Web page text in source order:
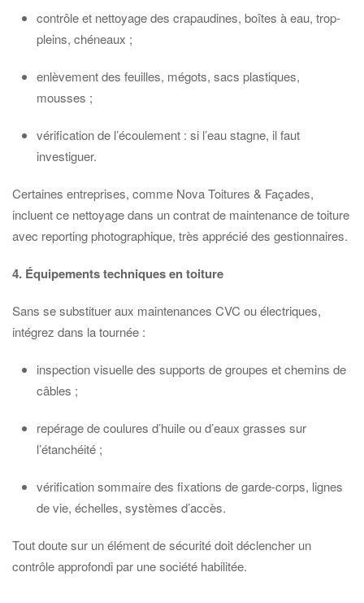
contrôle et nettoyage des crapaudines, boîtes à eau, trop-
pleins, chéneaux ;
enlèvement des feuilles, mégots, sacs plastiques,
mousses ;
vérification de l’écoulement : si l’eau stagne, il faut
investiguer.
Certaines entreprises, comme Nova Toitures & Façades,
incluent ce nettoyage dans un contrat de maintenance de toiture
avec reporting photographique, très apprécié des gestionnaires.
4. Équipements techniques en toiture
Sans se substituer aux maintenances CVC ou électriques,
intégrez dans la tournée :
inspection visuelle des supports de groupes et chemins de
câbles ;
repérage de coulures d’huile ou d’eaux grasses sur
l’étanchéité ;
vérification sommaire des fixations de garde-corps, lignes
de vie, échelles, systèmes d’accès.
Tout doute sur un élément de sécurité doit déclencher un
contrôle approfondi par une société habilitée.